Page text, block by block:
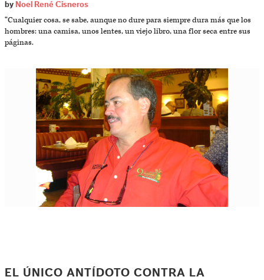
by Noel René Cisneros
“Cualquier cosa, se sabe, aunque no dure para siempre dura más que los
hombres: una camisa, unos lentes, un viejo libro, una flor seca entre sus
páginas.
EL ÚNICO ANTÍDOTO CONTRA LA